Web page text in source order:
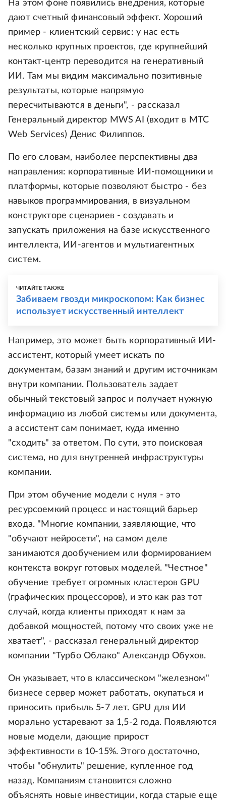
На этом фоне появились внедрения, которые
дают счетный финансовый эффект. Хороший
пример - клиентский сервис: у нас есть
несколько крупных проектов, где крупнейший
контакт-центр переводится на генеративный
ИИ. Там мы видим максимально позитивные
результаты, которые напрямую
пересчитываются в деньги", - рассказал
Генеральный директор MWS AI (входит в МТС
Web Services) Денис Филиппов.
По его словам, наиболее перспективны два
направления: корпоративные ИИ-помощники и
платформы, которые позволяют быстро - без
навыков программирования, в визуальном
конструкторе сценариев - создавать и
запускать приложения на базе искусственного
интеллекта, ИИ-агентов и мультиагентных
систем.
ЧИТАЙТЕ ТАКЖЕ
Забиваем гвозди микроскопом: Как бизнес
использует искусственный интеллект
Например, это может быть корпоративный ИИ-
ассистент, который умеет искать по
документам, базам знаний и другим источникам
внутри компании. Пользователь задает
обычный текстовый запрос и получает нужную
информацию из любой системы или документа,
а ассистент сам понимает, куда именно
"сходить" за ответом. По сути, это поисковая
система, но для внутренней инфраструктуры
компании.
При этом обучение модели с нуля - это
ресурсоемкий процесс и настоящий барьер
входа. "Многие компании, заявляющие, что
"обучают нейросети", на самом деле
занимаются дообучением или формированием
контекста вокруг готовых моделей. "Честное"
обучение требует огромных кластеров GPU
(графических процессоров), и это как раз тот
случай, когда клиенты приходят к нам за
добавкой мощностей, потому что своих уже не
хватает", - рассказал генеральный директор
компании "Турбо Облако" Александр Обухов.
Он указывает, что в классическом "железном"
бизнесе сервер может работать, окупаться и
приносить прибыль 5-7 лет. GPU для ИИ
морально устаревают за 1,5-2 года. Появляются
новые модели, дающие прирост
эффективности в 10-15%. Этого достаточно,
чтобы "обнулить" решение, купленное год
назад. Компаниям становится сложно
объяснять новые инвестиции, когда старые еще